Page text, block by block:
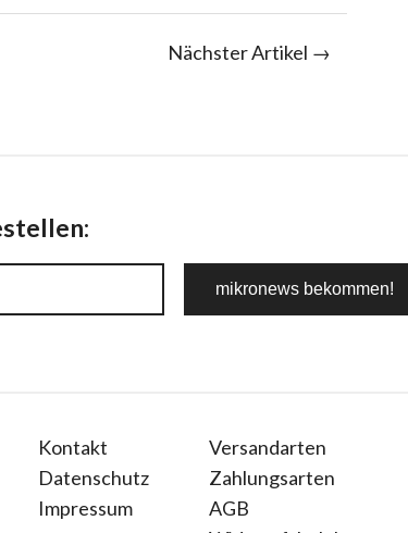
Nächster Artikel →
Kontakt
Datenschutz
Impressum
Versandarten
Zahlungsarten
AGB